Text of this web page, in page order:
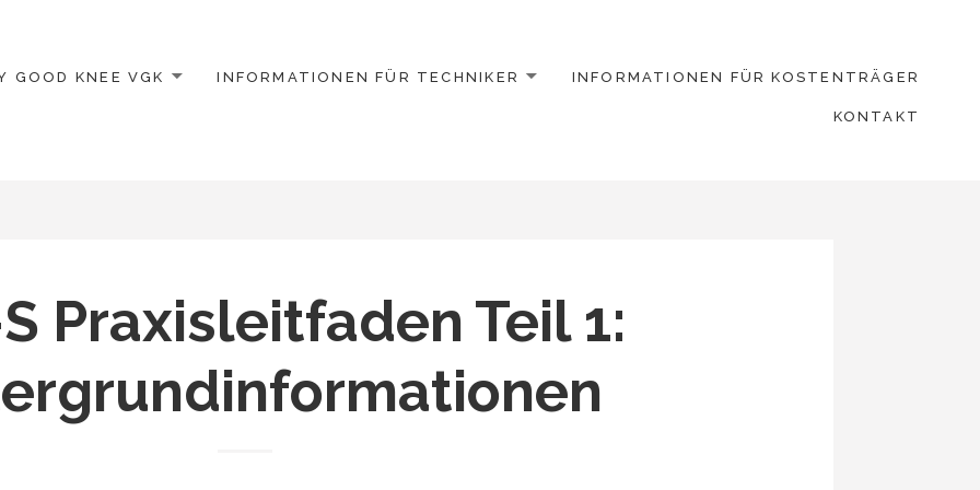
GOOD KNEE VGK INFORMATIONEN FÜR TECHNIKER INFORMATIONEN FÜR KOSTENTRÄGER
KONTAKT
Praxisleitfaden Teil 1: